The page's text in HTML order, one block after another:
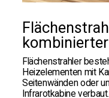
Flächenstrahler
Heizelementen mit
Seitenwänden oder
Infrarotkabine